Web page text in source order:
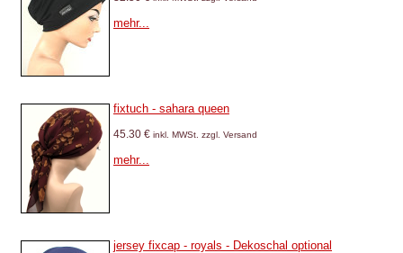
mehr...
fixtuch - sahara queen
45.30 € inkl. MWSt. zzgl. Versand
mehr...
jersey fixcap - royals - Dekoschal optional